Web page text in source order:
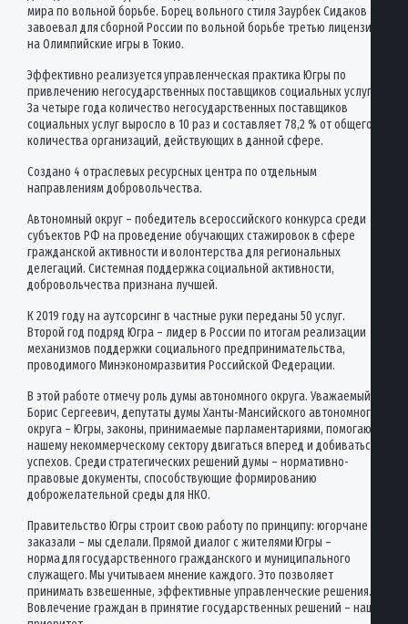
мира по вольной борьбе. Борец вольного стиля Заурбек Сидаков
завоевал для сборной России по вольной борьбе третью лицензию
на Олимпийские игры в Токио.
Эффективно реализуется управленческая практика Югры по
привлечению негосударственных поставщиков социальных услуг.
За четыре года количество негосударственных поставщиков
социальных услуг выросло в 10 раз и составляет 78,2 % от общего
количества организаций, действующих в данной сфере.
Создано 4 отраслевых ресурсных центра по отдельным
направлениям добровольчества.
Автономный округ – победитель всероссийского конкурса среди
субъектов РФ на проведение обучающих стажировок в сфере
гражданской активности и волонтерства для региональных
делегаций. Системная поддержка социальной активности,
добровольчества признана лучшей.
К 2019 году на аутсорсинг в частные руки переданы 50 услуг.
Второй год подряд Югра – лидер в России по итогам реализации
механизмов поддержки социального предпринимательства,
проводимого Минэкономразвития Российской Федерации.
В этой работе отмечу роль думы автономного округа. Уважаемый
Борис Сергеевич, депутаты думы Ханты-Мансийского автономного
округа – Югры, законы, принимаемые парламентариями, помогают
нашему некоммерческому сектору двигаться вперед и добиваться
успехов. Среди стратегических решений думы – нормативно-
правовые документы, способствующие формированию
доброжелательной среды для НКО.
Правительство Югры строит свою работу по принципу: югорчане
заказали – мы сделали. Прямой диалог с жителями Югры –
норма для государственного гражданского и муниципального
служащего. Мы учитываем мнение каждого. Это позволяет
принимать взвешенные, эффективные управленческие решения.
Вовлечение граждан в принятие государственных решений – наш